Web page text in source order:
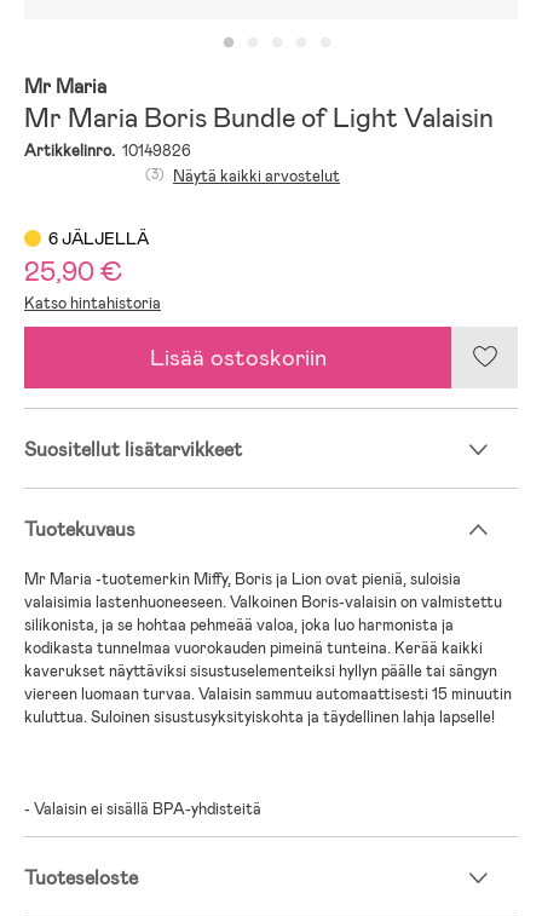
Mr Maria
Mr Maria Boris Bundle of Light Valaisin
Artikkelinro. 10149826
(3) Näytä kaikki arvostelut
6 JÄLJELLÄ
25,90 €
Katso hintahistoria
Lisää ostoskoriin
Suositellut lisätarvikkeet
Tuotekuvaus
Mr Maria -tuotemerkin Miffy, Boris ja Lion ovat pieniä, suloisia
valaisimia lastenhuoneeseen. Valkoinen Boris-valaisin on valmistettu
silikonista, ja se hohtaa pehmeää valoa, joka luo harmonista ja
kodikasta tunnelmaa vuorokauden pimeinä tunteina. Kerää kaikki
kaverukset näyttäviksi sisustuselementeiksi hyllyn päälle tai sängyn
viereen luomaan turvaa. Valaisin sammuu automaattisesti 15 minuutin
kuluttua. Suloinen sisustusyksityiskohta ja täydellinen lahja lapselle!
- Valaisin ei sisällä BPA-yhdisteitä
Tuoteseloste